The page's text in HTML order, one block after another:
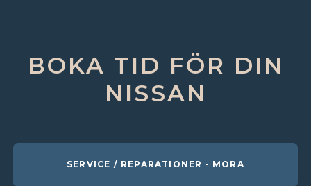
BOKA TID FÖR DIN
NISSAN
SERVICE / REPARATIONER - MORA